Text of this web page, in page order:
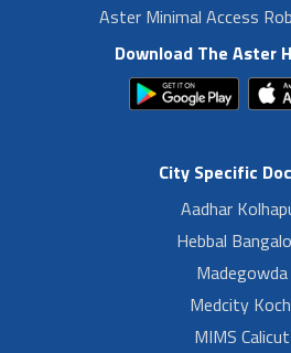
Aster Minimal Access
Download The Aster
City Specific
Aadhar
Hebbal
Madegowda
Medcity
MIMS Calicut